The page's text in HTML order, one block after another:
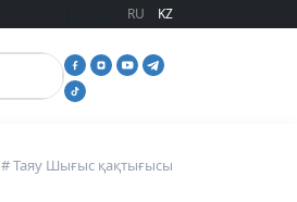
RU KZ
# Таяу Шығыс қақтығысы